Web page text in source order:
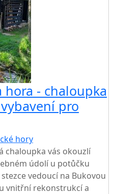
hora - chaloupka
pro
hory
chaloupka vás okouzlí
údolí u potůčku
vedoucí na Bukovou
vnitřní rekonstrukcí a